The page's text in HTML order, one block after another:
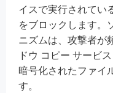
イスで実行されてい
をブロックします。
ニズムは、攻撃者が
ドウ コピー サービ
暗号化されたファイ
す。